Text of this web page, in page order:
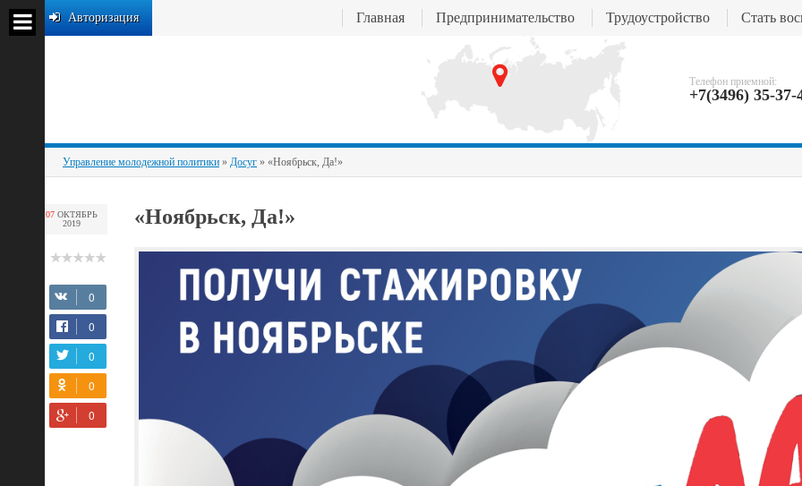
Телефон приемной:
+7(3496) 35-37-
Авторизация Главная Предпринимательство Трудоустройство Стать
Управление молодежной политики » Досуг » «Ноябрьск, Да!»
07 ОКТЯБРЬ
2019
«Ноябрьск, Да!»